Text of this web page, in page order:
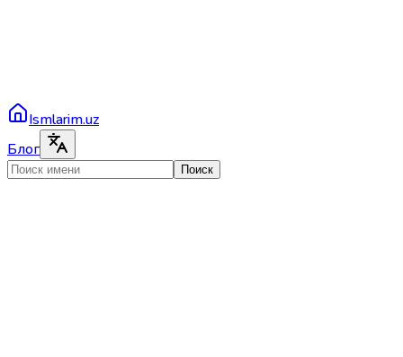
Ismlarim.uz
Блог
Поиск